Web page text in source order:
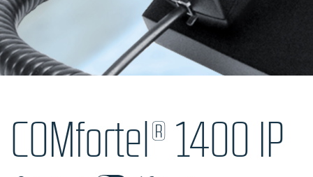
COMfortel® 1400 IP